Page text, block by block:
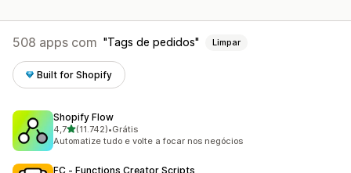
508 apps com Tags de pedidos Limpar
Built for Shopify
Shopify Flow
4,7de 5 estrelas
(11.742)
11742 avaliações ao todo
•Grátis
Automatize tudo e volte a focar nos negócios
FC ‑ Functions Creator Scripts